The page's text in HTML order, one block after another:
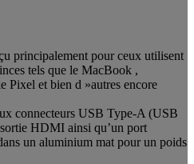
principalement pour ceux utilisent
tels que le MacBook ,
Pixel et bien d »autres encore
connecteurs USB Type-A (USB
HDMI ainsi qu’un port
un aluminium mat pour un poids